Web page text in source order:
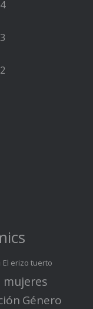
El erizo tuerto
mujeres
Género